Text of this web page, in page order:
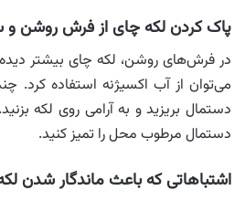
پاک کردن لکه چای از فرش روشن و
در فرش‌های روشن، لکه چای بیشتر
می‌توان از آب اکسیژنه استفاده کرد.
دستمال مرطوب محل را تمیز کنید.
اشتباهاتی که باعث ماندگار شدن